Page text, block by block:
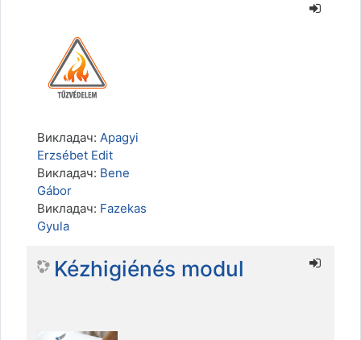
Викладач: Apagyi
Erzsébet Edit
Викладач: Bene
Gábor
Викладач: Fazekas
Gyula
Kézhigiénés modul